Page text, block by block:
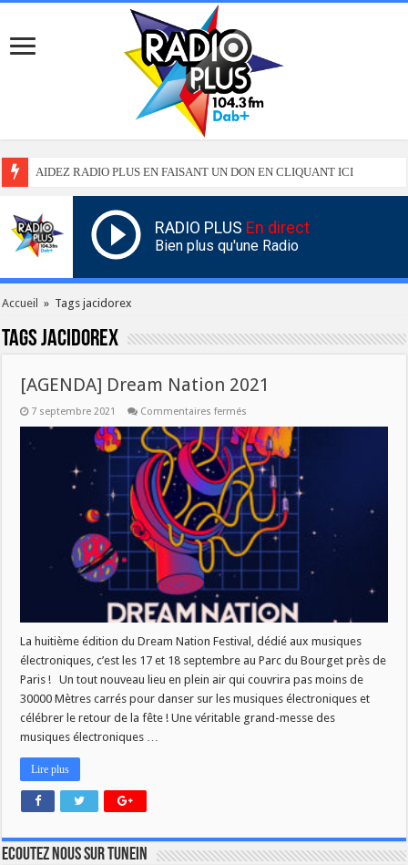
AIDEZ RADIO PLUS EN FAISANT UN DON EN CLIQUANT ICI
RADIO PLUS En direct
Bien plus qu'une Radio
Accueil » Tags jacidorex
Tagsjacidorex
[AGENDA] Dream Nation 2021
7 septembre 2021 Commentaires fermés
Dream
Nation
2021
La huitième édition du Dream Nation Festival, dédié aux musiques
électroniques, c’est les 17 et 18 septembre au Parc du Bourget près de
Paris ! Un tout nouveau lieu en plein air qui couvrira pas moins de
30000 Mètres carrés pour danser sur les musiques électroniques et
célébrer le retour de la fête ! Une véritable grand-messe des
musiques électroniques …
Lire plus
Ecoutez nous sur TuneIn